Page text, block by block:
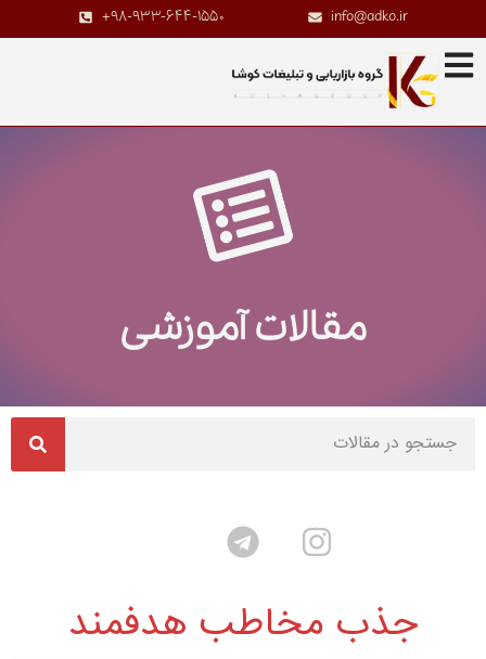
info@adko.ir
+98-933-644-1550
مقالات آموزشی
جذب مخاطب هدفمند